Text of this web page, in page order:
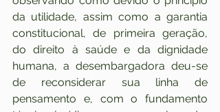
da utilidade, assim como a garantia
constitucional, de primeira geração,
do direito à saúde e da dignidade
humana, a desembargadora deu-se
de reconsiderar sua linha de
pensamento e, com o fundamento